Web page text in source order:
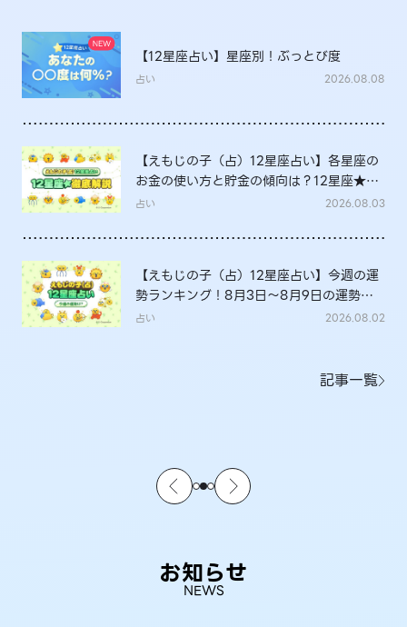
【12星座占い】星座別！ぶっとび度
占い 2026.08.08
【えもじの子（占）12星座占い】各星座の
お金の使い方と貯金の傾向は？12星座★徹
底解説
占い 2026.08.03
【えもじの子（占）12星座占い】今週の運
勢ランキング！8月3日～8月9日の運勢
は？
占い 2026.08.02
記事一覧
お知らせ
NEWS